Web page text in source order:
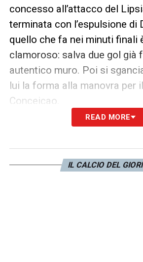
concesso all’attacco del
terminata con l’espulsione di
quello che fa nei minuti finali
clamoroso: salva due gol già
autentico muro. Poi si
lui la forma alla manovra per
Conceicao.
Bremer SV – Dal 6′ Gatti 6.5
Sesko e Openda. I pericoli
zona del campo, ma lui
READ MORE
IL CALCIO DEL